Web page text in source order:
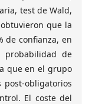
test de Wald,
que la
de confianza, en
probabilidad de
que en el grupo
obligatorios
El coste del